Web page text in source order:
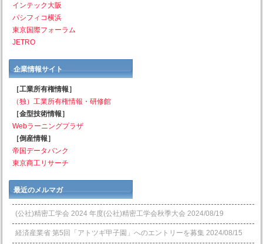
インテック大阪
パシフィコ横浜
東京国際フォーラム
JETRO
企業情報サイト
［工業所有権情報］
（独）工業所有権情報・研修館
［金型技術情報］
Webラーニングプラザ
［倒産情報］
帝国データバンク
東京商工リサーチ
最近のメルマガ
(公社)精密工学会 2024 年度(公社)精密工学会秋季大会 2024/08/19
経済産業省 第5回「アトツギ甲子園」へのエントリーを募集 2024/08/15